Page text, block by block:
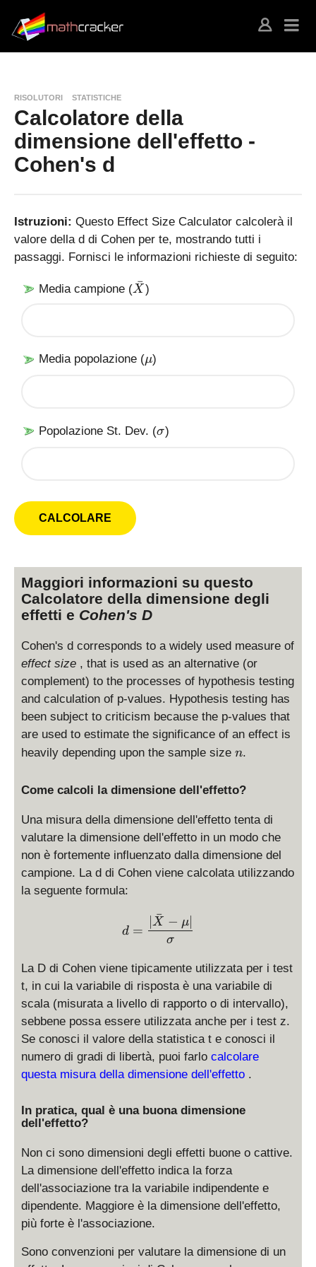
RISOLUTORI STATISTICHE
Calcolatore della
dimensione dell'effetto -
Cohen's d
Istruzioni: Questo Effect Size Calculator calcolerà il
valore della d di Cohen per te, mostrando tutti i
passaggi. Fornisci le informazioni richieste di seguito:
Media campione (\
X
ˉ)
Media popolazione (\
μ)
Popolazione St. Dev. (\
σ)
Maggiori informazioni su questo
Calcolatore della dimensione degli
effetti e Cohen's D
Cohen's d corresponds to a widely used measure of
effect size , that is used as an alternative (or
complement) to the processes of hypothesis testing
and calculation of p-values. Hypothesis testing has
been subject to criticism because the p-values that
are used to estimate the significance of an effect is
heavily depending upon the sample size n
n.
Come calcoli la dimensione dell'effetto?
Una misura della dimensione dell'effetto tenta di
valutare la dimensione dell'effetto in un modo che
non è fortemente influenzato dalla dimensione del
campione. La d di Cohen viene calcolata utilizzando
la seguente formula:
d = \frac{|\bar X -
d =
σ
X
ˉ − μ∣
La D di Cohen viene tipicamente utilizzata per i test
t, in cui la variabile di risposta è una variabile di
scala (misurata a livello di rapporto o di intervallo),
sebbene possa essere utilizzata anche per i test z.
Se conosci il valore della statistica t e conosci il
numero di gradi di libertà, puoi farlo calcolare
questa misura della dimensione dell'effetto .
In pratica, qual è una buona dimensione
dell'effetto?
Non ci sono dimensioni degli effetti buone o cattive.
La dimensione dell'effetto indica la forza
dell'associazione tra la variabile indipendente e
dipendente. Maggiore è la dimensione dell'effetto,
più forte è l'associazione.
Sono convenzioni per valutare la dimensione di un